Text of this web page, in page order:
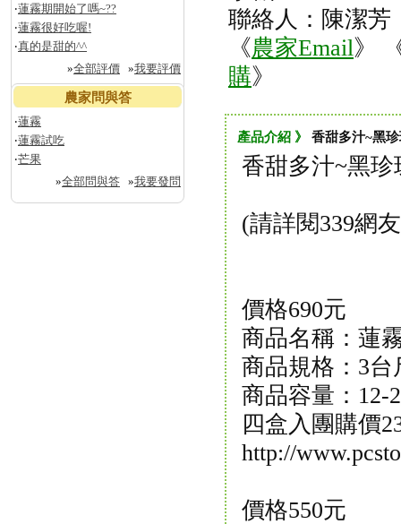
‧蓮霧期開始了嗎~??
‧蓮霧很好吃喔!
‧真的是甜的^^
»全部評價 »我要評價
農家問與答
‧蓮霧
‧蓮霧試吃
‧芒果
»全部問與答 »我要發問
聯絡人：陳潔芳
《農家Email》
購》
產品介紹 》 香甜多汁~黑
香甜多汁~黑
(請詳閱339網
價格690元
商品名稱：蓮
商品規格：3台
商品容量：12-
四盒入團購價
http://
價格550元